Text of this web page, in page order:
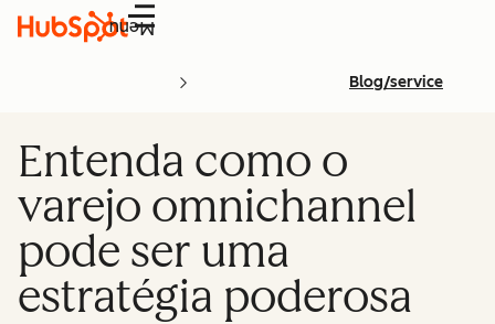
Menu
Blog/service
Entenda como o
varejo omnichannel
pode ser uma
estratégia poderosa